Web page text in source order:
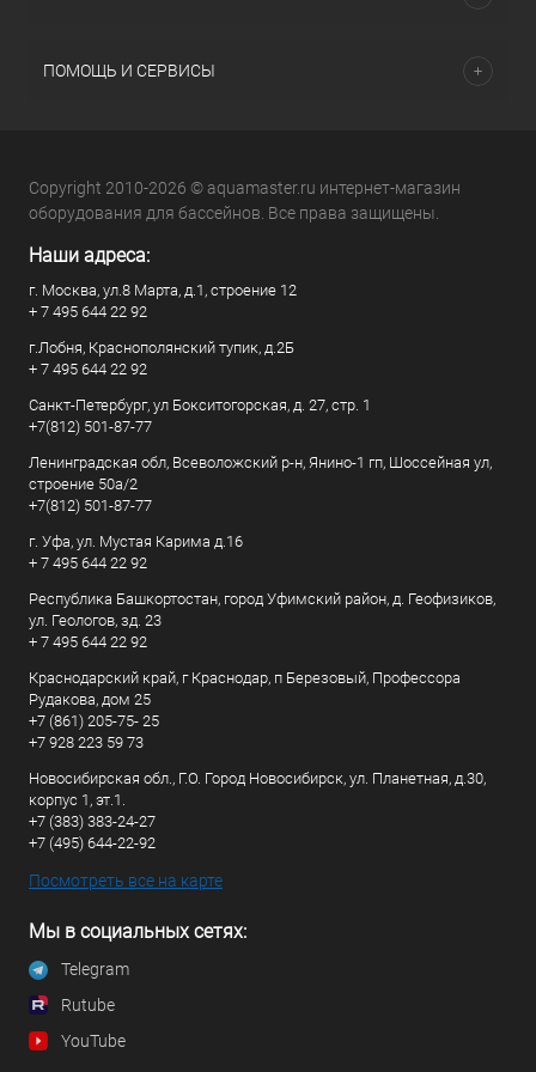
ПОМОЩЬ И СЕРВИСЫ
Copyright 2010-2026 © aquamaster.ru интернет-магазин
оборудования для бассейнов. Все права защищены.
Наши адреса:
г. Москва, ул.8 Марта, д.1, строение 12
+ 7 495 644 22 92
г.Лобня, Краснополянский тупик, д.2Б
+ 7 495 644 22 92
Санкт-Петербург, ул Бокситогорская, д. 27, стр. 1
+7(812) 501-87-77
Ленинградская обл, Всеволожский р-н, Янино-1 гп, Шоссейная ул,
строение 50а/2
+7(812) 501-87-77
г. Уфа, ул. Мустая Карима д.16
+ 7 495 644 22 92
Республика Башкортостан, город Уфимский район, д. Геофизиков,
ул. Геологов, зд. 23
+ 7 495 644 22 92
Краснодарский край, г Краснодар, п Березовый, Профессора
Рудакова, дом 25
+7 (861) 205-75- 25
+7 928 223 59 73
Новосибирская обл., Г.О. Город Новосибирск, ул. Планетная, д.30,
корпус 1, эт.1.
+7 (383) 383-24-27
+7 (495) 644-22-92
Посмотреть все на карте
Мы в социальных сетях:
Telegram
Rutube
YouTube